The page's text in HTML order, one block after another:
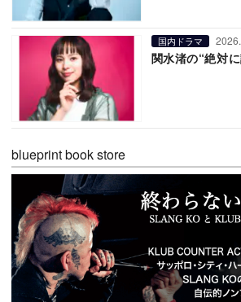
国内ドラマ
関水渚の“絶対
blueprint book store